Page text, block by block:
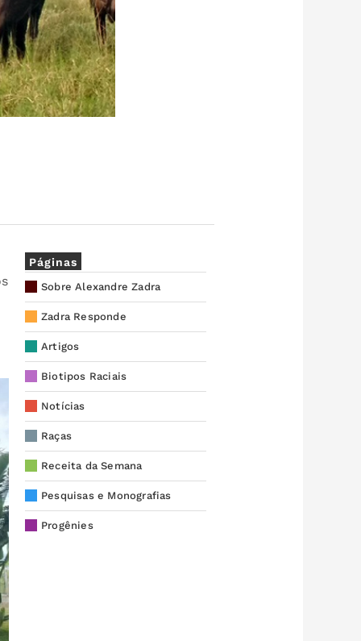
Páginas
Sobre Alexandre Zadra
Zadra Responde
Artigos
Biotipos Raciais
Notícias
Raças
Receita da Semana
Pesquisas e Monografias
Progênies